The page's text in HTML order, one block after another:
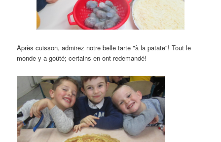
Après cuisson, admirez notre belle tarte "à la patate"! Tout le
monde y a goûté; certains en ont redemandé!